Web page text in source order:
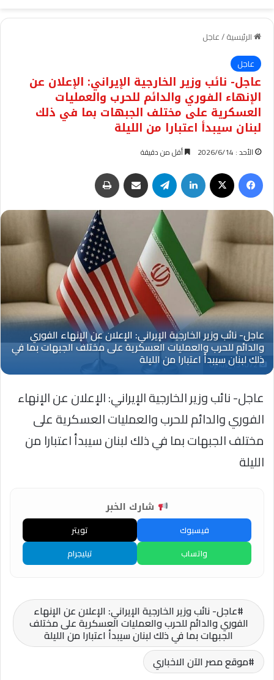
الرئيسية/عاجل
عاجل
عاجل- نائب وزير الخارجية الإيراني: الإعلان عن
الإنهاء الفوري والدائم للحرب والعمليات
العسكرية على مختلف الجبهات بما في ذلك
لبنان سيبدأ اعتبارا من الليلة
الأحد : 2026/6/14 أقل من دقيقة
فيسبوك لينكدإن تيلقرام مشاركة عبر البريد
Oplus_131072
عاجل- نائب وزير الخارجية الإيراني: الإعلان عن الإنهاء
الفوري والدائم للحرب والعمليات العسكرية على
مختلف الجبهات بما في ذلك لبنان سيبدأ اعتبارا من
الليلة
شارك الخبر
فيسبوك
تويتر
واتساب
تيليجرام
عاجل- نائب وزير الخارجية الإيراني: الإعلان عن الإنهاء
الفوري والدائم للحرب والعمليات العسكرية على مختلف
الجبهات بما في ذلك لبنان سيبدأ اعتبارا من الليلة
موقع مصر الآن الاخباري